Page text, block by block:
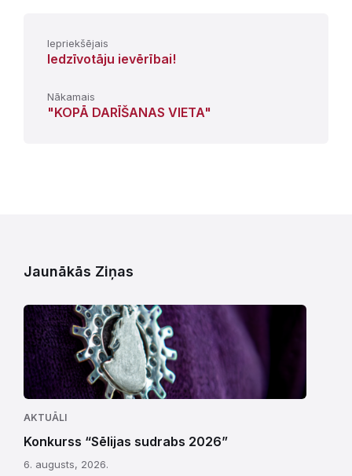
Iepriekšējais
Iedzīvotāju ievērībai!
Nākamais
"KOPĀ DARĪŠANAS VIETA"
Jaunākās Ziņas
AKTUĀLI
Konkurss “Sēlijas sudrabs 2026”
6. augusts, 2026.